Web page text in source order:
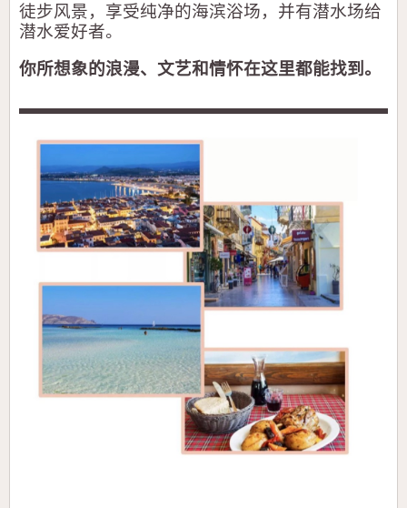
徒步风景，享受纯净的海滨浴场，并有潜水场给
潜水爱好者。
你所想象的浪漫、文艺和情怀在这里都能找到。